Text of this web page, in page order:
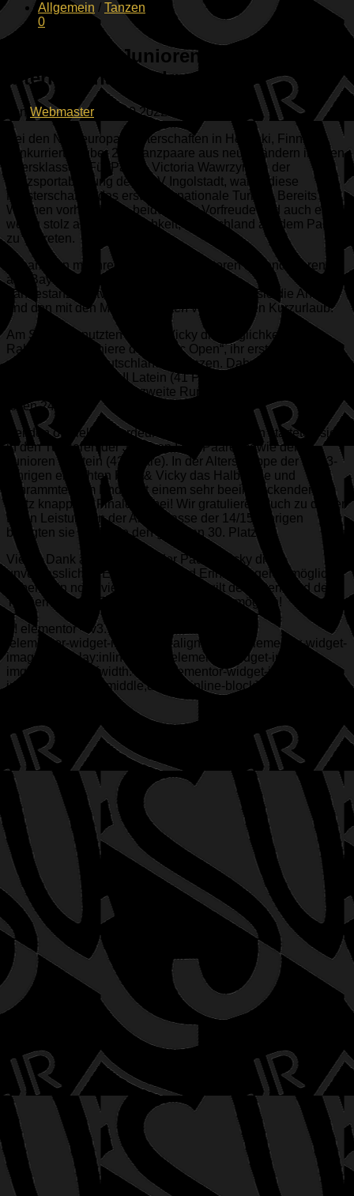
Allgemein / Tanzen
0
Ingolstädter Juniorentänzer
international erfolgreich!
von Webmaster
21.10.2022
Bei den Nordeuropameisterschaften in Helsinki, Finnland,
konkurrierten über 200 Tanzpaare aus neun Ländern in allen
Altersklassen. Für Paul & Victoria Wawrzyniak, der
Tanzsportabteilung des ESV Ingolstadt, waren diese
Meisterschaften das erste internationale Turnier. Bereits
Wochen vorher waren beide voller Vorfreude und auch ein
wenig stolz auf die Möglichkeit, Deutschland auf dem Parkett
zu vertreten.
Zusammen mit ihren Eltern, zwei weiteren Jugendpaaren
aus Bayern sowie zwei Vertretern des
Landestanzsportverbands Bayern genossen sie die Anreise
und den mit den Meisterschaften verbundenen Kurzurlaub.
Am Samstag nutzten Paul & Vicky die Möglichkeit im
Rahmen der Turniere der „Baltic Open“, ihr erstes Turnier
außerhalb von Deutschland zu tanzen. Dabei kamen sie im
Turnier der Junioren II Latein (41 Paare am Start)
erfreulicherweise in die zweite Runde und erreichten einen
tollen 24. Platz.
Bei den offiziellen Nordeuropameisterschaften starteten sie
in den Turnieren der Junioren I (22 Paare) sowie der
Junioren II Latein (42 Paare). In der Altersgruppe der 12/13-
jährigen erreichten Paul & Vicky das Halbfinale und
schrammten am Ende mit einem sehr beeindruckenden 8.
Platz knapp am Finale vorbei! Wir gratulieren Euch zu dieser
tollen Leistung! In der Altersklasse der 14/15-jährigen
belegten sie am Ende den geteilten 30. Platz.
Vielen Dank an den LTVB, der Paul & Vicky diese
unvergesslichen Erfahrungen und Erinnerungen ermöglicht
haben! Ein noch viel größerer Dank gilt den Eltern und den
Trainern – ohne Euch wäre all dies nicht möglich!
/*! elementor – v3.7.8 – 02-10-2022 */
.elementor-widget-image{text-align:center}.elementor-widget-
image a{display:inline-block}.elementor-widget-image a
img[src$=“.svg“]{width:48px}.elementor-widget-image
img{vertical-align:middle;display:inline-block}